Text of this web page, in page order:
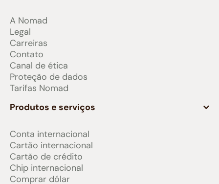
A Nomad
Legal
Carreiras
Contato
Canal de ética
Proteção de dados
Tarifas Nomad
Produtos e serviços
Conta internacional
Cartão internacional
Cartão de crédito
Chip internacional
Comprar dólar